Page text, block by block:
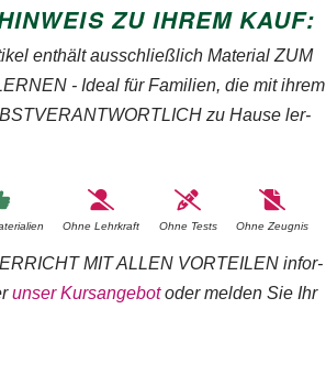
ZU IHREM KAUF:
enthält ausschließlich Material ZUM
- Ideal für Fa­mi­lien, die mit ihrem
zu Hause ler­
Ohne Lehrkraft Ohne Tests Ohne Zeugnis
MIT AL­LEN VOR­TEI­LEN in­for­
un­ser Kurs­an­ge­botoder mel­den Sie Ihr